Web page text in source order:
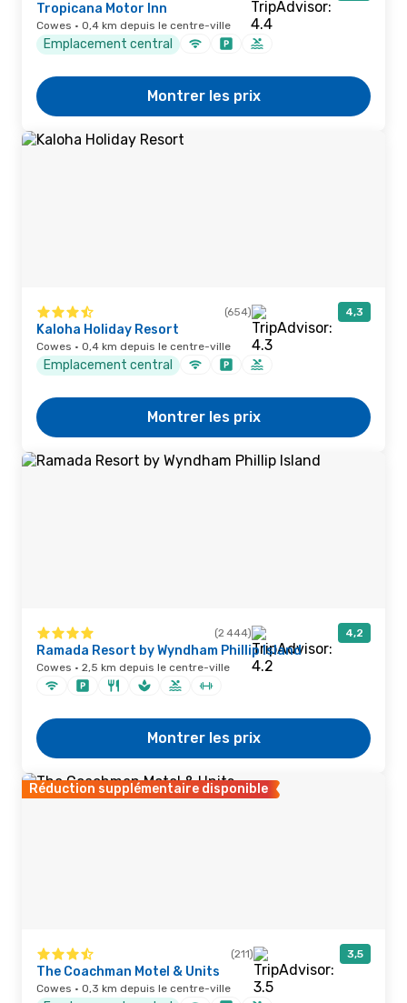
Tropicana Motor Inn
Cowes · 0,4 km depuis le centre-ville
Emplacement central
Montrer les prix
(654) 4,3
Kaloha Holiday Resort
Cowes · 0,4 km depuis le centre-ville
Emplacement central
Montrer les prix
(2 444) 4,2
Ramada Resort by Wyndham Phillip Island
Cowes · 2,5 km depuis le centre-ville
Montrer les prix
Réduction supplémentaire disponible
(211) 3,5
The Coachman Motel & Units
Cowes · 0,3 km depuis le centre-ville